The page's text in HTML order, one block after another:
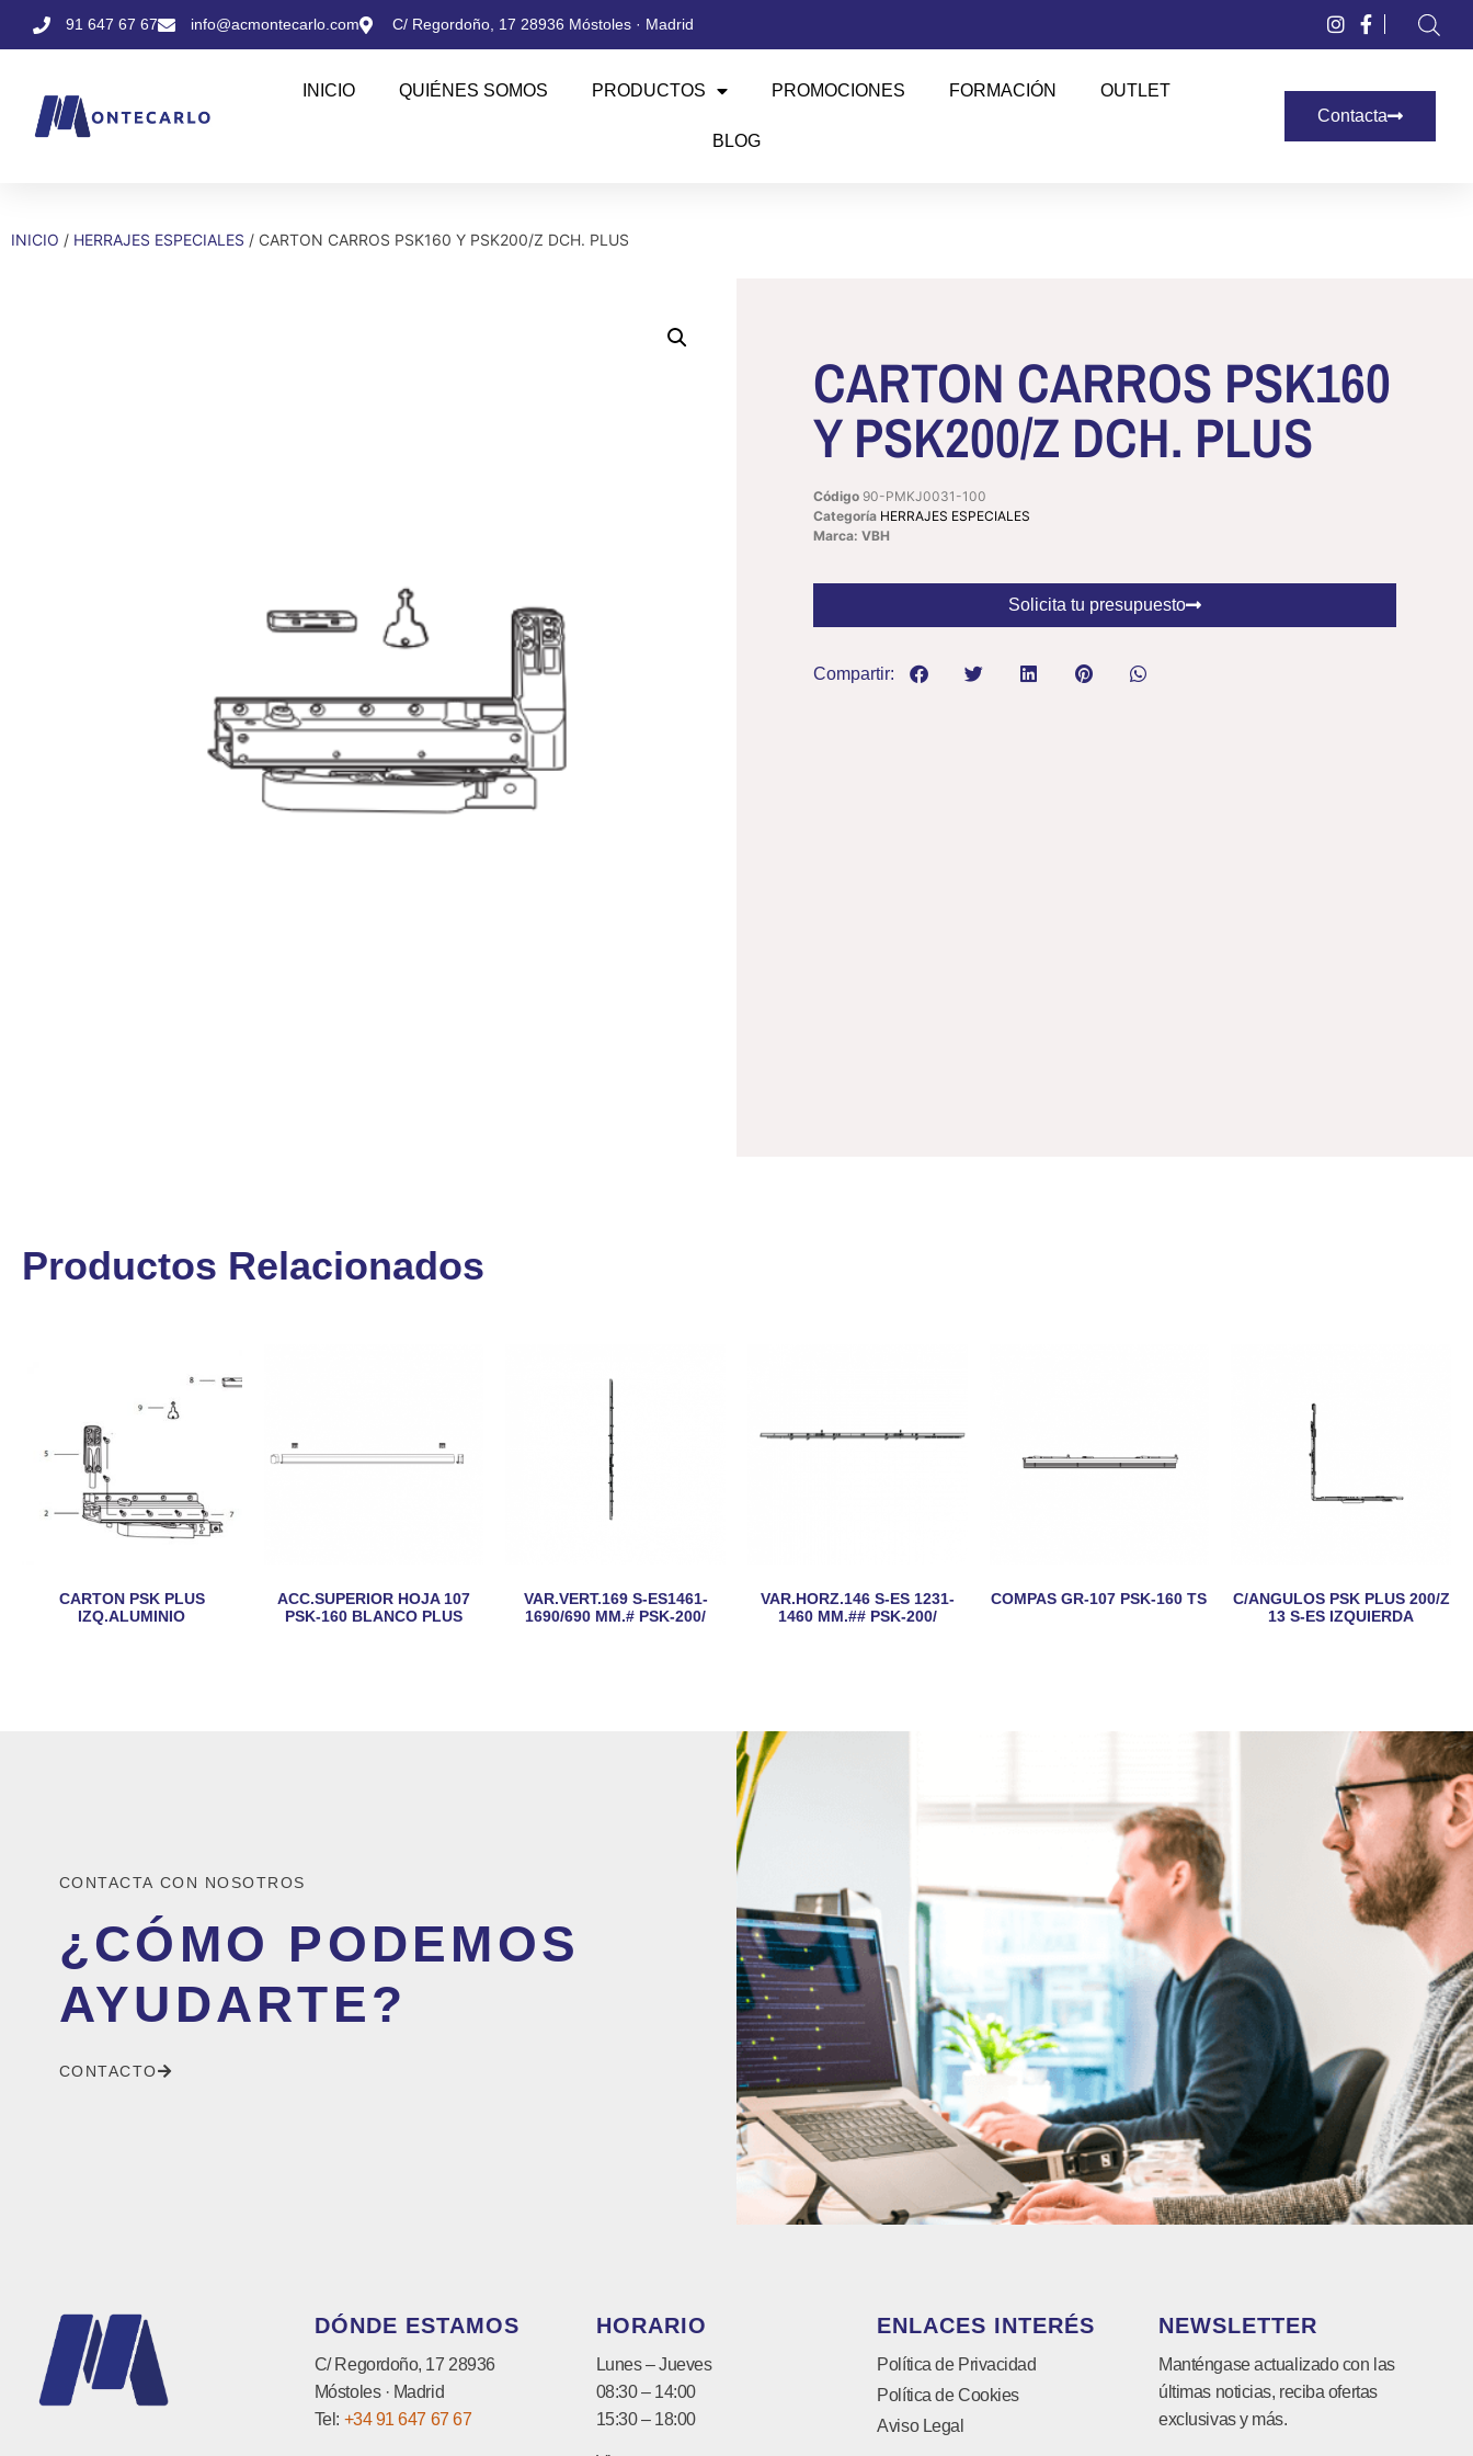
91 647 67 67 info@acmontecarlo.com C/ Regordoño, 17 28936 Móstoles · Madrid
INICIO QUIÉNES SOMOS PRODUCTOS PROMOCIONES FORMACIÓN OUTLET
BLOG
Contacta
INICIO / HERRAJES ESPECIALES / CARTON CARROS PSK160 Y PSK200/Z DCH. PLUS
CARTON CARROS PSK160
Y PSK200/Z DCH. PLUS
Código 90-PMKJ0031-100
Categoría HERRAJES ESPECIALES
Marca: VBH
Solicita tu presupuesto
Compartir:
Productos Relacionados
CARTON PSK PLUS
IZQ.ALUMINIO
ACC.SUPERIOR HOJA 107
PSK-160 BLANCO PLUS
VAR.VERT.169 S-ES1461-
1690/690 MM.# PSK-200/
VAR.HORZ.146 S-ES 1231-
1460 MM.## PSK-200/
COMPAS GR-107 PSK-160 TS
C/ANGULOS PSK PLUS 200/Z
13 S-ES IZQUIERDA
CONTACTA CON NOSOTROS
¿CÓMO PODEMOS
AYUDARTE?
CONTACTO
DÓNDE ESTAMOS
C/ Regordoño, 17 28936
Móstoles · Madrid
Tel: +34 91 647 67 67
HORARIO
Lunes – Jueves
08:30 – 14:00
15:30 – 18:00
ENLACES INTERÉS
Política de Privacidad
Política de Cookies
Aviso Legal
NEWSLETTER
Manténgase actualizado con las
últimas noticias, reciba ofertas
exclusivas y más.